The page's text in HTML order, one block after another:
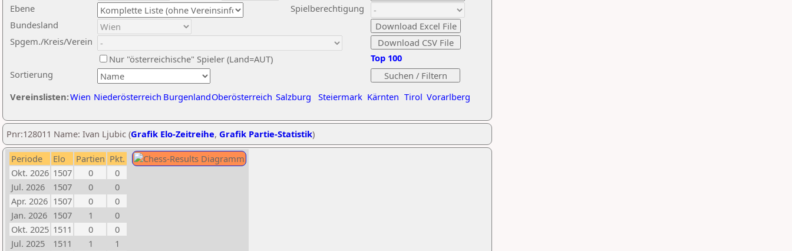
Ebene
Sortierung
Bundesland
Spgem./Kreis/Verein
Nur "österreichische" Spieler (Land=AUT)
Spielberechtigung
Vereinslisten:Wien Niederösterreich BurgenlandOberösterreich Salzburg Steiermark Kärnten Tirol Vorarlberg
Top 100
Pnr:128011 Name: Ivan Ljubic (Grafik Elo-Zeitreihe, Grafik Partie-Statistik)
Periode Elo Partien Pkt.
Okt. 2026 1507 0
0
Jul. 2026
1507 0
0
Apr. 2026 1507 0
0
Jan. 2026 1507 1
0
Okt. 2025 1511 0
0
Jul. 2025
1511 1
1